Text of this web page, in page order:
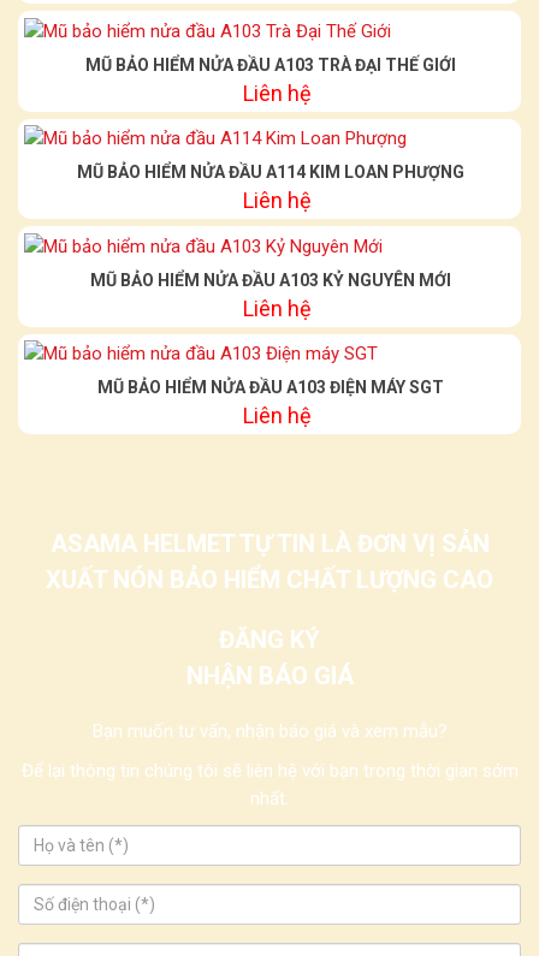
MŨ BẢO HIỂM NỬA ĐẦU A103 TRÀ ĐẠI THẾ GIỚI
Liên hệ
MŨ BẢO HIỂM NỬA ĐẦU A114 KIM LOAN PHƯỢNG
Liên hệ
MŨ BẢO HIỂM NỬA ĐẦU A103 KỶ NGUYÊN MỚI
Liên hệ
MŨ BẢO HIỂM NỬA ĐẦU A103 ĐIỆN MÁY SGT
Liên hệ
ASAMA HELMET TỰ TIN LÀ ĐƠN VỊ SẢN
XUẤT NÓN BẢO HIỂM CHẤT LƯỢNG CAO
ĐĂNG KÝ
NHẬN BÁO GIÁ
Bạn muốn tư vấn, nhận báo giá và xem mẫu?
Để lại thông tin chúng tôi sẽ liên hệ với bạn trong thời gian sớm
nhất.